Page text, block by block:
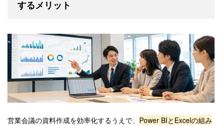
するメリット
営業会議の資料作成を効率化するうえで、 Power BIとExcelの組み